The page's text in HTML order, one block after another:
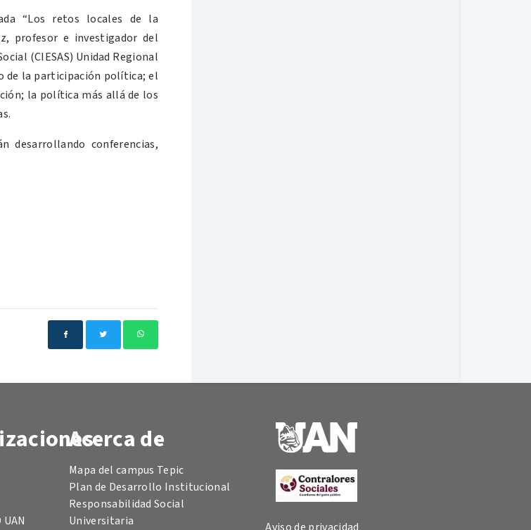
“Los retos locales de la
profesor e investigador del
(CIESAS) Unidad Regional
de la participación política; el
la política más allá de los
desarrollando conferencias,
UAN
Acerca de
Mapa del campus Tepic
Plan de Desarrollo Institucional
Responsabilidad Social
Universitaria